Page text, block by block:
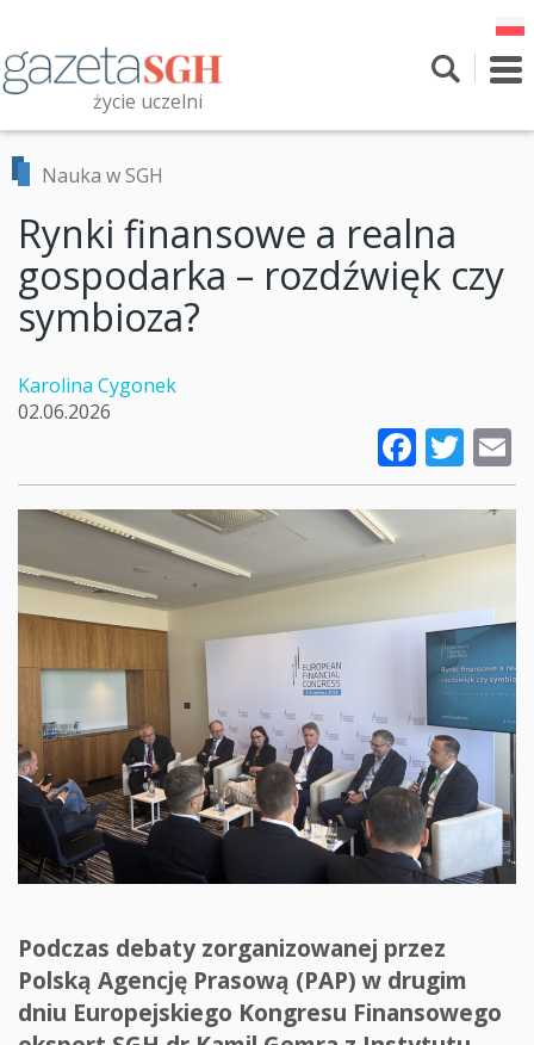
treści
życie uczelni
Przeszukaj witrynę
Nauka w SGH
Rynki finansowe a realna
gospodarka – rozdźwięk czy
symbioza?
Karolina Cygonek
02.06.2026
Podczas debaty zorganizowanej przez
Polską Agencję Prasową (PAP) w drugim
dniu Europejskiego Kongresu Finansowego